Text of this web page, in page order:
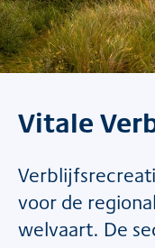
Vitale
voor de
welvaart. De